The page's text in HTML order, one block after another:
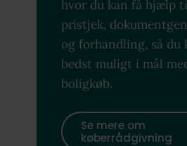
hvor du kan få hjælp
pristjek,
og forhandling, så du
bedst muligt i mål
boligkøb.
Se mere om
køberrådgivning